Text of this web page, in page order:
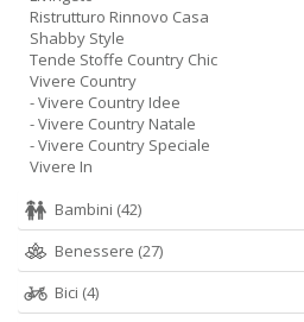
Ristrutturo Rinnovo Casa
Shabby Style
Tende Stoffe Country Chic
Vivere Country
- Vivere Country Idee
- Vivere Country Natale
- Vivere Country Speciale
Vivere In
Bambini (42)
Benessere (27)
Bici (4)